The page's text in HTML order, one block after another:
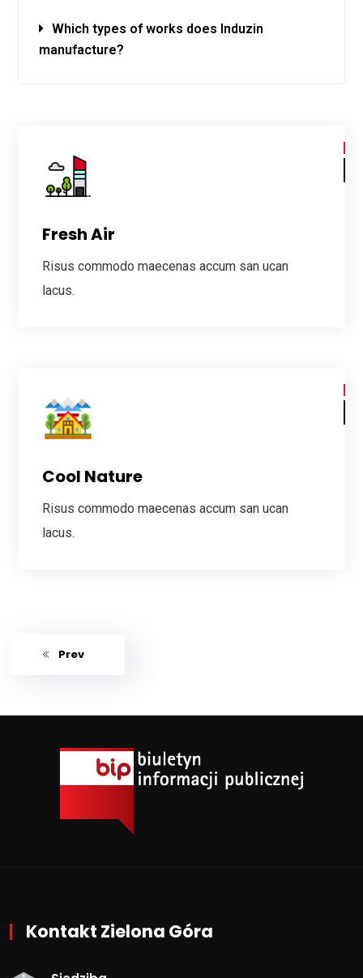
Which types of works does Induzin
manufacture?
Fresh Air
Risus commodo maecenas accum san ucan
lacus.
Cool Nature
Risus commodo maecenas accum san ucan
lacus.
Prev
Kontakt Zielona Góra